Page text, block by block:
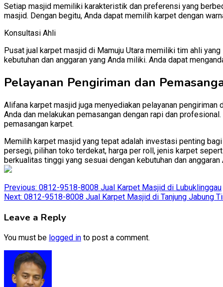
Setiap masjid memiliki karakteristik dan preferensi yang
masjid. Dengan begitu, Anda dapat memilih karpet dengan
Konsultasi Ahli
Pusat jual karpet masjid di Mamuju Utara memiliki tim ahli
kebutuhan dan anggaran yang Anda miliki. Anda dapat
Pelayanan Pengiriman dan
Alifana karpet masjid juga menyediakan pelayanan pengiriman
Anda dan melakukan pemasangan dengan rapi dan
pemasangan karpet.
Memilih karpet masjid yang tepat adalah investasi penting
persegi, pilihan toko terdekat, harga per roll, jenis karpet
berkualitas tinggi yang sesuai dengan kebutuhan dan
Post
navigation
Previous: 0812-9518-8008 Jual Karpet Masjid di Lubuklinggau
Next: 0812-9518-8008 Jual Karpet Masjid di Tanjung Jabung
Leave a Reply
You must be logged in to post a comment.